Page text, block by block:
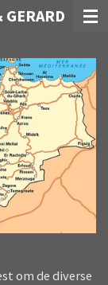
GERARD
om de diverse